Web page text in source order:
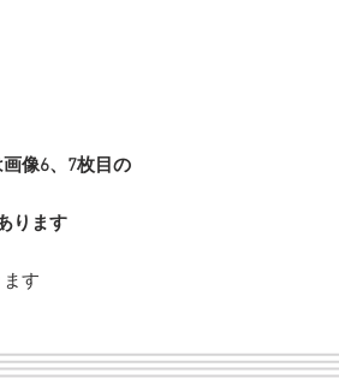
像6、7枚目の
ります
す